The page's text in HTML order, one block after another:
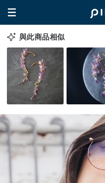
與此商品相似